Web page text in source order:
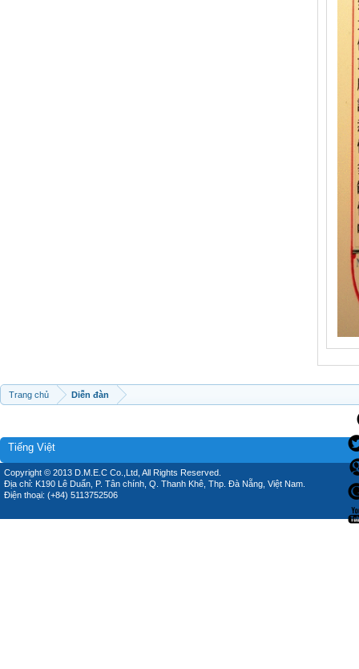
Trang chủ Diễn đàn
Tiếng Việt
Copyright © 2013 D.M.E.C Co.,Ltd, All Rights Reserved.
Địa chỉ: K190 Lê Duẩn, P. Tân chính, Q. Thanh Khê, Thp. Đà Nẵng, Việt Nam.
Điện thoại: (+84) 5113752506